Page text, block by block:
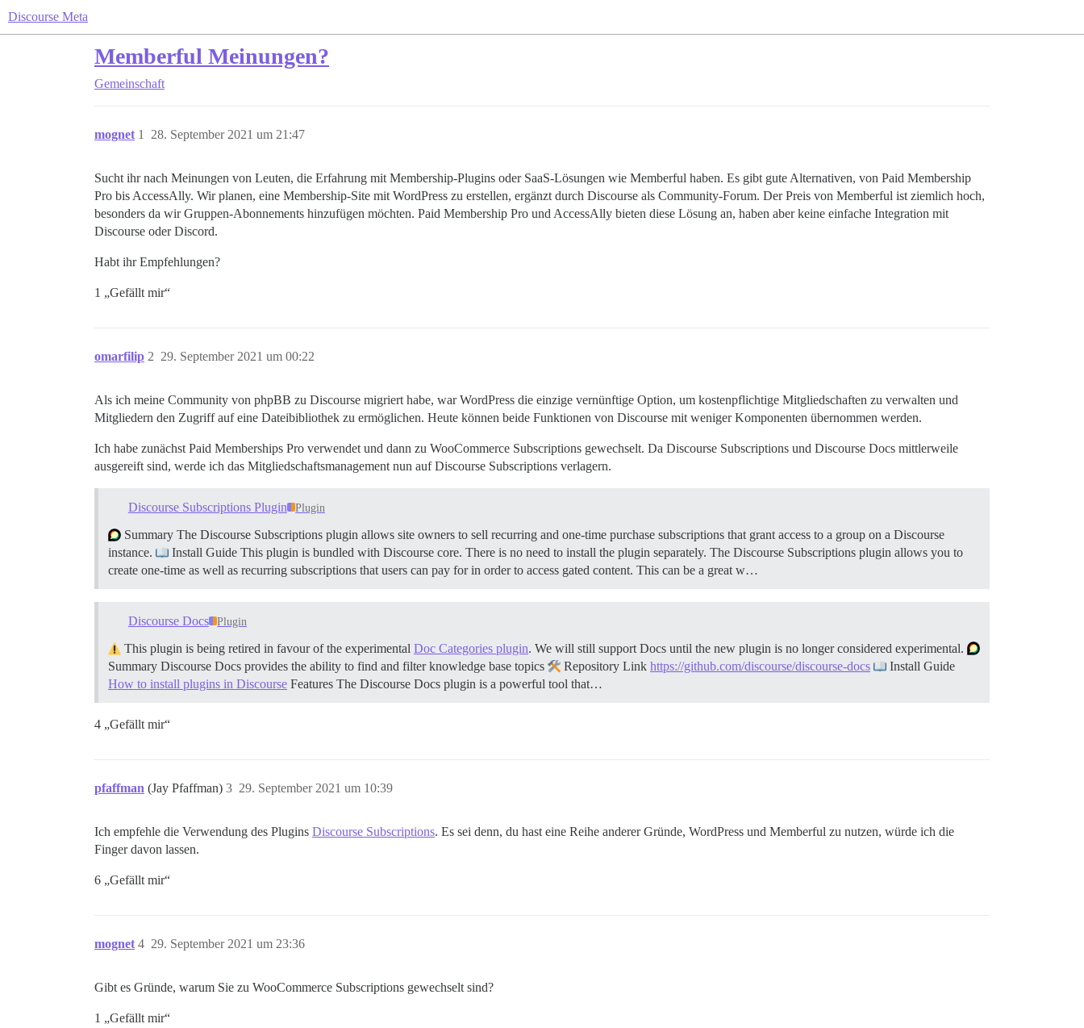
Discourse Meta
Memberful Meinungen?
Gemeinschaft
mognet 28. September 2021 um 21:47
1
Sucht ihr nach Meinungen von Leuten, die Erfahrung mit Membership-Plugins oder SaaS-Lösungen wie Memberful haben. Es gibt gute Alternativen, von Paid Membership
Pro bis AccessAlly. Wir planen, eine Membership-Site mit WordPress zu erstellen, ergänzt durch Discourse als Community-Forum. Der Preis von Memberful ist ziemlich hoch,
besonders da wir Gruppen-Abonnements hinzufügen möchten. Paid Membership Pro und AccessAlly bieten diese Lösung an, haben aber keine einfache Integration mit
Discourse oder Discord.
Habt ihr Empfehlungen?
1 „Gefällt mir“
omarfilip 29. September 2021 um 00:22
2
Als ich meine Community von phpBB zu Discourse migriert habe, war WordPress die einzige vernünftige Option, um kostenpflichtige Mitgliedschaften zu verwalten und
Mitgliedern den Zugriff auf eine Dateibibliothek zu ermöglichen. Heute können beide Funktionen von Discourse mit weniger Komponenten übernommen werden.
Ich habe zunächst Paid Memberships Pro verwendet und dann zu WooCommerce Subscriptions gewechselt. Da Discourse Subscriptions und Discourse Docs mittlerweile
ausgereift sind, werde ich das Mitgliedschaftsmanagement nun auf Discourse Subscriptions verlagern.
Discourse Subscriptions Plugin Plugin
Summary The Discourse Subscriptions plugin allows site owners to sell recurring and one-time purchase subscriptions that grant access to a group on a Discourse
instance.
Install Guide This plugin is bundled with Discourse core. There is no need to install the plugin separately. The Discourse Subscriptions plugin allows you to
create one-time as well as recurring subscriptions that users can pay for in order to access gated content. This can be a great w…
Discourse Docs Plugin
This plugin is being retired in favour of the experimental Doc Categories plugin. We will still support Docs until the new plugin is no longer considered experimental.
Summary Discourse Docs provides the ability to find and filter knowledge base topics
Repository Link https://github.com/discourse/discourse-docs
Install Guide
How to install plugins in Discourse Features The Discourse Docs plugin is a powerful tool that…
4 „Gefällt mir“
pfaffman (Jay Pfaffman) 29. September 2021 um 10:39
3
Ich empfehle die Verwendung des Plugins Discourse Subscriptions. Es sei denn, du hast eine Reihe anderer Gründe, WordPress und Memberful zu nutzen, würde ich die
Finger davon lassen.
6 „Gefällt mir“
mognet 29. September 2021 um 23:36
4
Gibt es Gründe, warum Sie zu WooCommerce Subscriptions gewechselt sind?
1 „Gefällt mir“